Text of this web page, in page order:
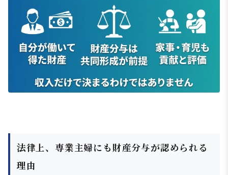
法律上、専業主婦にも財産分与が認められる
理由